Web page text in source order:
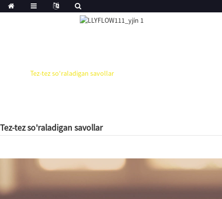
Tez-tez so'raladigan savollar
Tez-tez so'raladigan savollar